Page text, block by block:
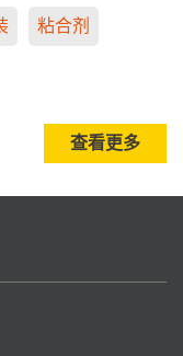
粘合剂
查看更多